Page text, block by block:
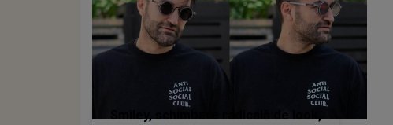
Smiley, schimbare radicală de look,